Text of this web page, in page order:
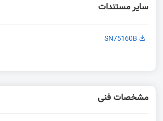
سایر مستندات
SN75160B
مشخصات فنی